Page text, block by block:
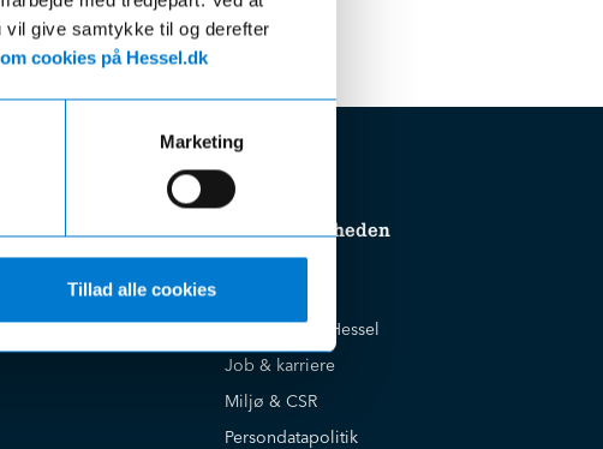
give samtykke til og derefter
cookies på Hessel.dk
Marketing
Tillad alle cookies
Om virksomheden
Historien om Hessel
Job & karriere
Miljø & CSR
Persondatapolitik